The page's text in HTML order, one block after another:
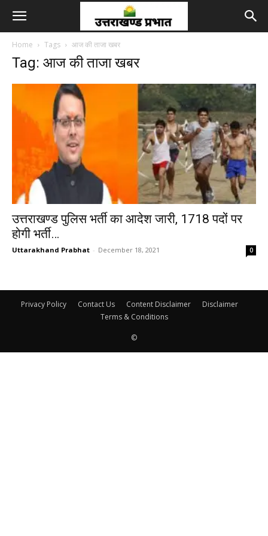
Home Tags आज की ताजा खबर
Tag: आज की ताजा खबर
उत्तराखण्ड पुलिस भर्ती का आदेश जारी, 1718 पदों पर
होगी भर्ती…
Uttarakhand Prabhat - December 18, 2021 0
Privacy Policy Contact Us Content Disclaimer
Disclaimer
Terms & Conditions
©